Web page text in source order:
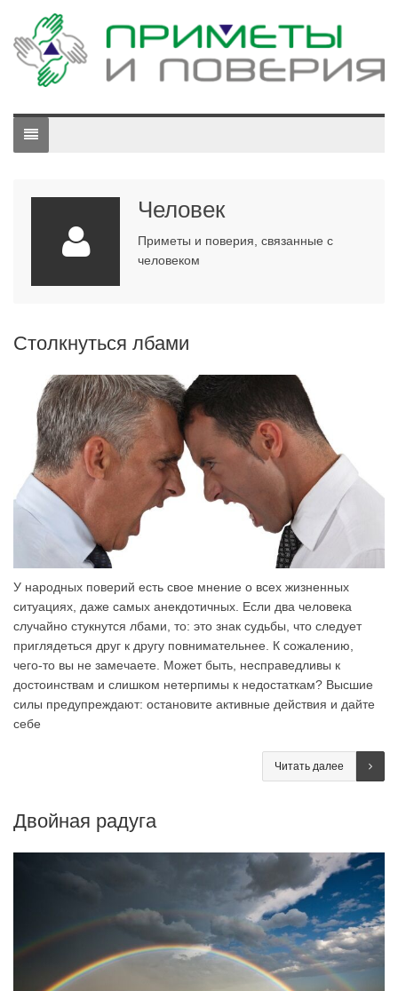
Человек
Приметы и поверия, связанные с
человеком
Столкнуться лбами
У народных поверий есть свое мнение о всех жизненных
ситуациях, даже самых анекдотичных. Если два человека
случайно стукнутся лбами, то: это знак судьбы, что следует
приглядеться друг к другу повнимательнее. К сожалению,
чего-то вы не замечаете. Может быть, несправедливы к
достоинствам и слишком нетерпимы к недостаткам? Высшие
силы предупреждают: остановите активные действия и дайте
себе
Читать далее
Двойная радуга